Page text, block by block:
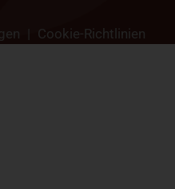
Cookie-Richtlinien